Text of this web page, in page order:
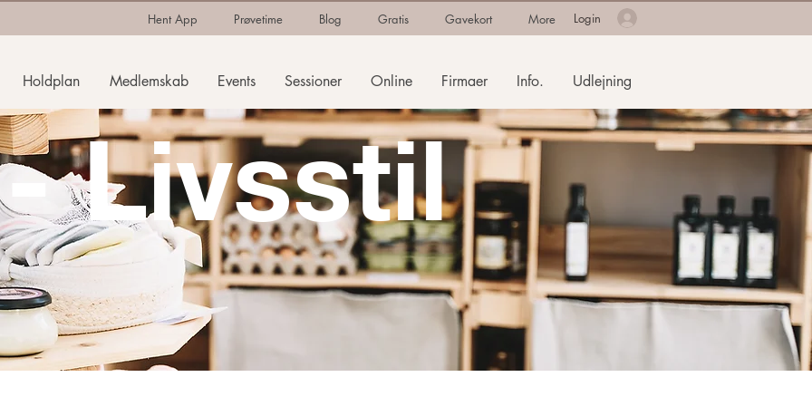
Hent App Prøvetime Blog Gratis Gavekort More Login
Holdplan Medlemskab Events Sessioner Online Firmaer Info. Udlejning
& Livsstil
Livsstil